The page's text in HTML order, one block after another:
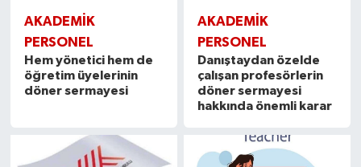
AKADEMİK
PERSONEL
Hem yönetici hem de
öğretim üyelerinin
döner sermayesi
AKADEMİK
PERSONEL
Danıştaydan özelde
çalışan profesörlerin
döner sermayesi
hakkında önemli karar